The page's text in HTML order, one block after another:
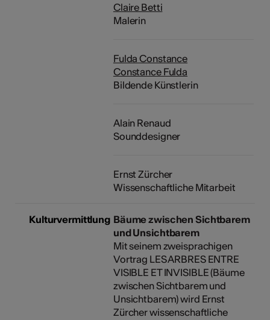
Claire Betti
Malerin
Fulda Constance
Constance Fulda
Bildende Künstlerin
Alain Renaud
Sounddesigner
Ernst Zürcher
Wissenschaftliche Mitarbeit
Kulturvermittlung Bäume zwischen Sichtbarem
und Unsichtbarem
Mit seinem zweisprachigen
Vortrag LES ARBRES ENTRE
VISIBLE ET INVISIBLE (Bäume
zwischen Sichtbarem und
Unsichtbarem) wird Ernst
Zürcher wissenschaftliche